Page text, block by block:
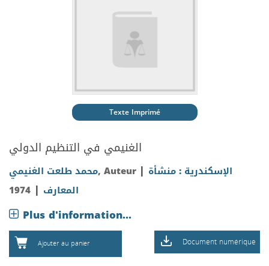
Texte Imprimé
الغنيمي في التنظيم الدولي
محمد طلعت الغنيمي, Auteur | الإسكندرية : منشأة
المعارف |
1974
Plus d'information...
Ajouter au panier Document numérique